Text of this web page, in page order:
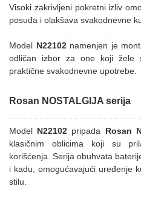
Visoki zakrivljeni pokretni izliv
posuđa i olakšava svakodnevne
Model N22102namenjen je
odličan izbor za one koji žele
praktične svakodnevne upotrebe.
Rosan NOSTALGIJA serija
Model N22102 pripada Rosan
klasičnim oblicima koji su
korišćenja. Serija obuhvata
i kadu, omogućavajući uređenje
stilu.